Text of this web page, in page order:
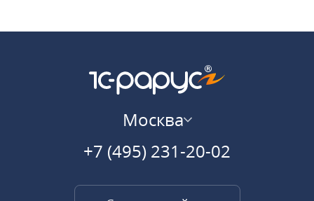
Москва
+7 (495) 231-20-02